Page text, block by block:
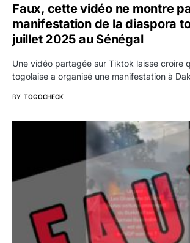
Faux, cette vidéo ne montre
manifestation de la diaspora
juillet 2025 au Sénégal
Une vidéo partagée sur Tiktok laisse croire
togolaise a organisé une manifestation à
BY TOGOCHECK